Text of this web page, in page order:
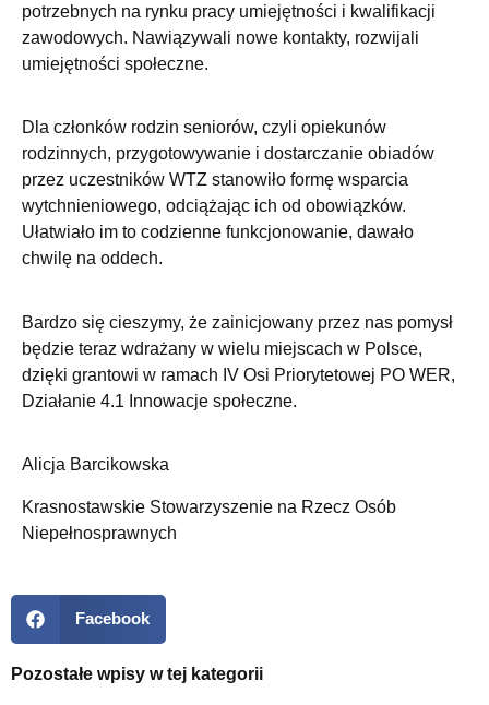
potrzebnych na rynku pracy umiejętności i kwalifikacji
zawodowych. Nawiązywali nowe kontakty, rozwijali
umiejętności społeczne.
Dla członków rodzin seniorów, czyli opiekunów
rodzinnych, przygotowywanie i dostarczanie obiadów
przez uczestników WTZ stanowiło formę wsparcia
wytchnieniowego, odciążając ich od obowiązków.
Ułatwiało im to codzienne funkcjonowanie, dawało
chwilę na oddech.
Bardzo się cieszymy, że zainicjowany przez nas pomysł
będzie teraz wdrażany w wielu miejscach w Polsce,
dzięki grantowi w ramach IV Osi Priorytetowej PO WER,
Działanie 4.1 Innowacje społeczne.
Alicja Barcikowska
Krasnostawskie Stowarzyszenie na Rzecz Osób
Niepełnosprawnych
Facebook
Pozostałe wpisy w tej kategorii